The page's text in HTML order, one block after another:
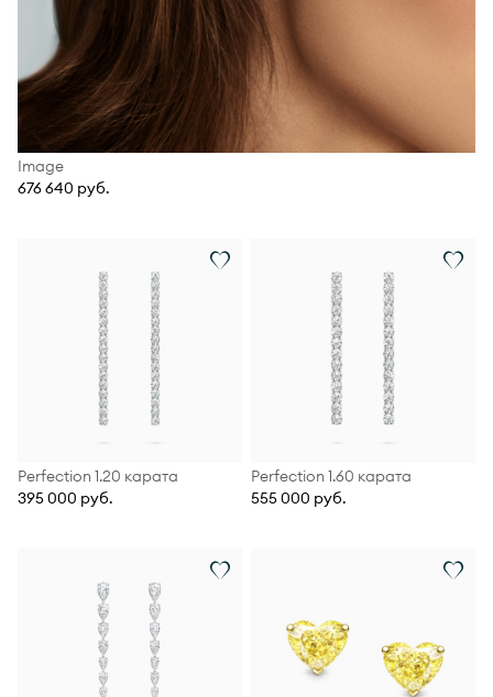
Image
676 640 руб.
Perfection 1.20 карата
395 000 руб.
Perfection 1.60 карата
555 000 руб.